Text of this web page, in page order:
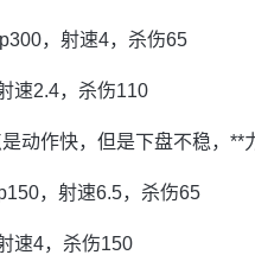
，射速4，杀伤65
速2.4，杀伤110
动作快，但是下盘不稳，**
，射速6.5，杀伤65
速4，杀伤150